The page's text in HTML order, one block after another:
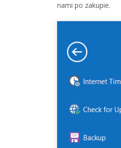
nami po zakupie.